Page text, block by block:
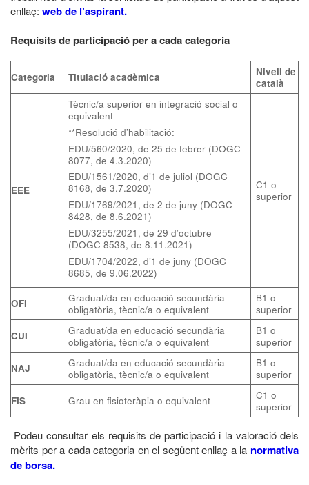
enllaç: web de l’aspirant.
Requisits de participació per a cada categoria
Categoria Titulació acadèmica
Nivell de
català
EEE
Tècnic/a superior en integració social o
equivalent
**Resolució d’habilitació:
EDU/560/2020, de 25 de febrer (DOGC
8077, de 4.3.2020)
EDU/1561/2020, d’1 de juliol (DOGC
8168, de 3.7.2020)
EDU/1769/2021, de 2 de juny (DOGC
8428, de 8.6.2021)
EDU/3255/2021, de 29 d’octubre
(DOGC 8538, de 8.11.2021)
EDU/1704/2022, d’1 de juny (DOGC
8685, de 9.06.2022)
C1 o
superior
OFI
Graduat/da en educació secundària
obligatòria, tècnic/a o equivalent
B1 o
superior
CUI
Graduat/da en educació secundària
obligatòria, tècnic/a o equivalent
B1 o
superior
NAJ
Graduat/da en educació secundària
obligatòria, tècnic/a o equivalent
B1 o
superior
FIS
Grau en fisioteràpia o equivalent
C1 o
superior
Podeu consultar els requisits de participació i la valoració dels
mèrits per a cada categoria en el següent enllaç a la normativa
de borsa.